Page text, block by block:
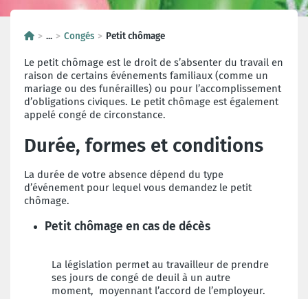
... Congés Petit chômage
Le petit chômage est le droit de s’absenter du travail en
raison de certains événements familiaux (comme un
mariage ou des funérailles) ou pour l’accomplissement
d’obligations civiques. Le petit chômage est également
appelé congé de circonstance.
Durée, formes et conditions
La durée de votre absence dépend du type
d’événement pour lequel vous demandez le petit
chômage.
Petit chômage en cas de décès
La législation permet au travailleur de prendre
ses jours de congé de deuil à un autre
moment, moyennant l’accord de l’employeur.